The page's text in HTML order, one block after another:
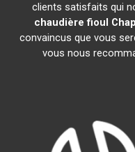
clients satisfaits qui
chaudière fioul
convaincus que vous
vous nous